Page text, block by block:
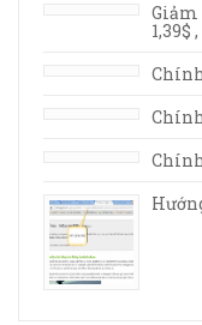
Giảm
1,39$